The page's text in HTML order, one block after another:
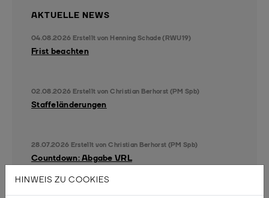
AKTUELLE NEWS
04.08.2026 Erstellt von Henning Schade (RWU19)
Frist beachten
02.08.2026 Erstellt vonChristian Berhorst (PM Spb)
Staffeländerungen
28.07.2026 Erstellt vonChristian Berhorst (PM Spb)
Countdown: Abgabe VRL
HINWEIS ZU COOKIES